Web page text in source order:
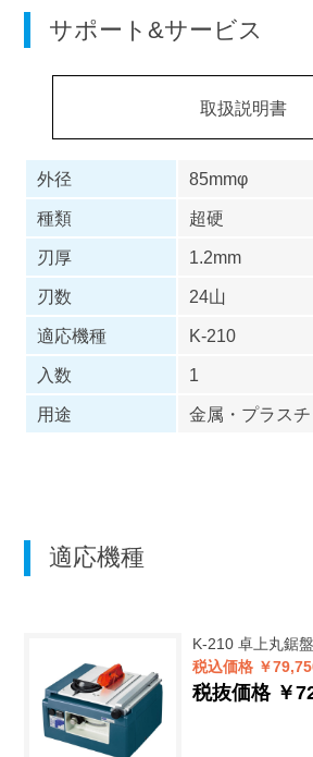
サポート&サービス
取扱説明書
外径
85mmφ
種類
超硬
刃厚
1.2mm
刃数
24山
適応機種
K-210
入数
1
用途
金属・プラスチ
適応機種
K-210 卓上丸鋸盤
税込価格 ￥
税抜価格 ￥